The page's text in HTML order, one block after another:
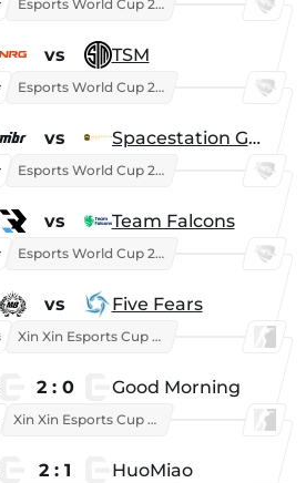
Esports World Cup 2026
vs TSM
Esports World Cup 2026
vs Spacestation Gaming
Esports World Cup 2026
vs Team Falcons
Esports World Cup 2026
vs Five Fears
Xin Xin Esports Cup 2025
2 : 0 Good Morning
Xin Xin Esports Cup 2026
2 : 1 HuoMiao